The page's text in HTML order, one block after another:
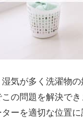
気が多く洗濯物
の問題を解決でき
ーを適切な位置